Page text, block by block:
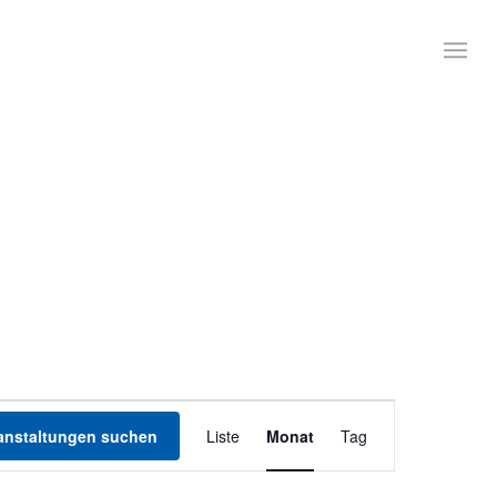
suchen
Veranstaltung
Ansichten-
Navigation
Liste Monat Tag